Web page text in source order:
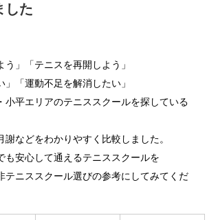
した
う」「テニスを再開しよう」
」「運動不足を解消したい」
小平エリアのテニススクールを探している
などをわかりやすく比較しました。
も安心して通えるテニススクールを
テニススクール選びの参考にしてみてくだ